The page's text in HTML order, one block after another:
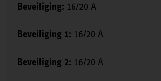
Beveiliging: 16/20 A
Beveiliging 1: 16/20 A
Beveiliging 2: 16/20 A